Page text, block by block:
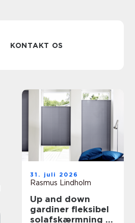
KONTAKT OS
31. juli 2026
Rasmus Lindholm
Up and down
gardiner fleksibel
solafskærmning til